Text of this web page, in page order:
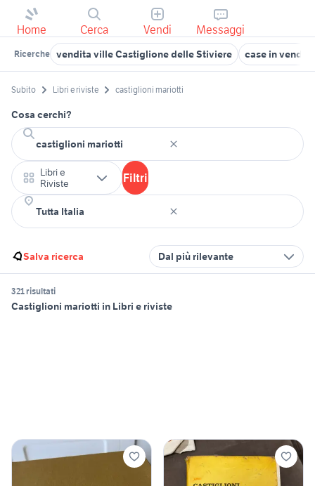
Home Cerca Vendi Messaggi
Ricerche vendita ville Castiglione delle Stiviere case in
Subito Libri e riviste castiglioni mariotti
Cosa cerchi?
Libri e
Riviste
Filtri
Salva ricerca Dal più rilevante
321 risultati
Castiglioni mariotti in Libri e riviste